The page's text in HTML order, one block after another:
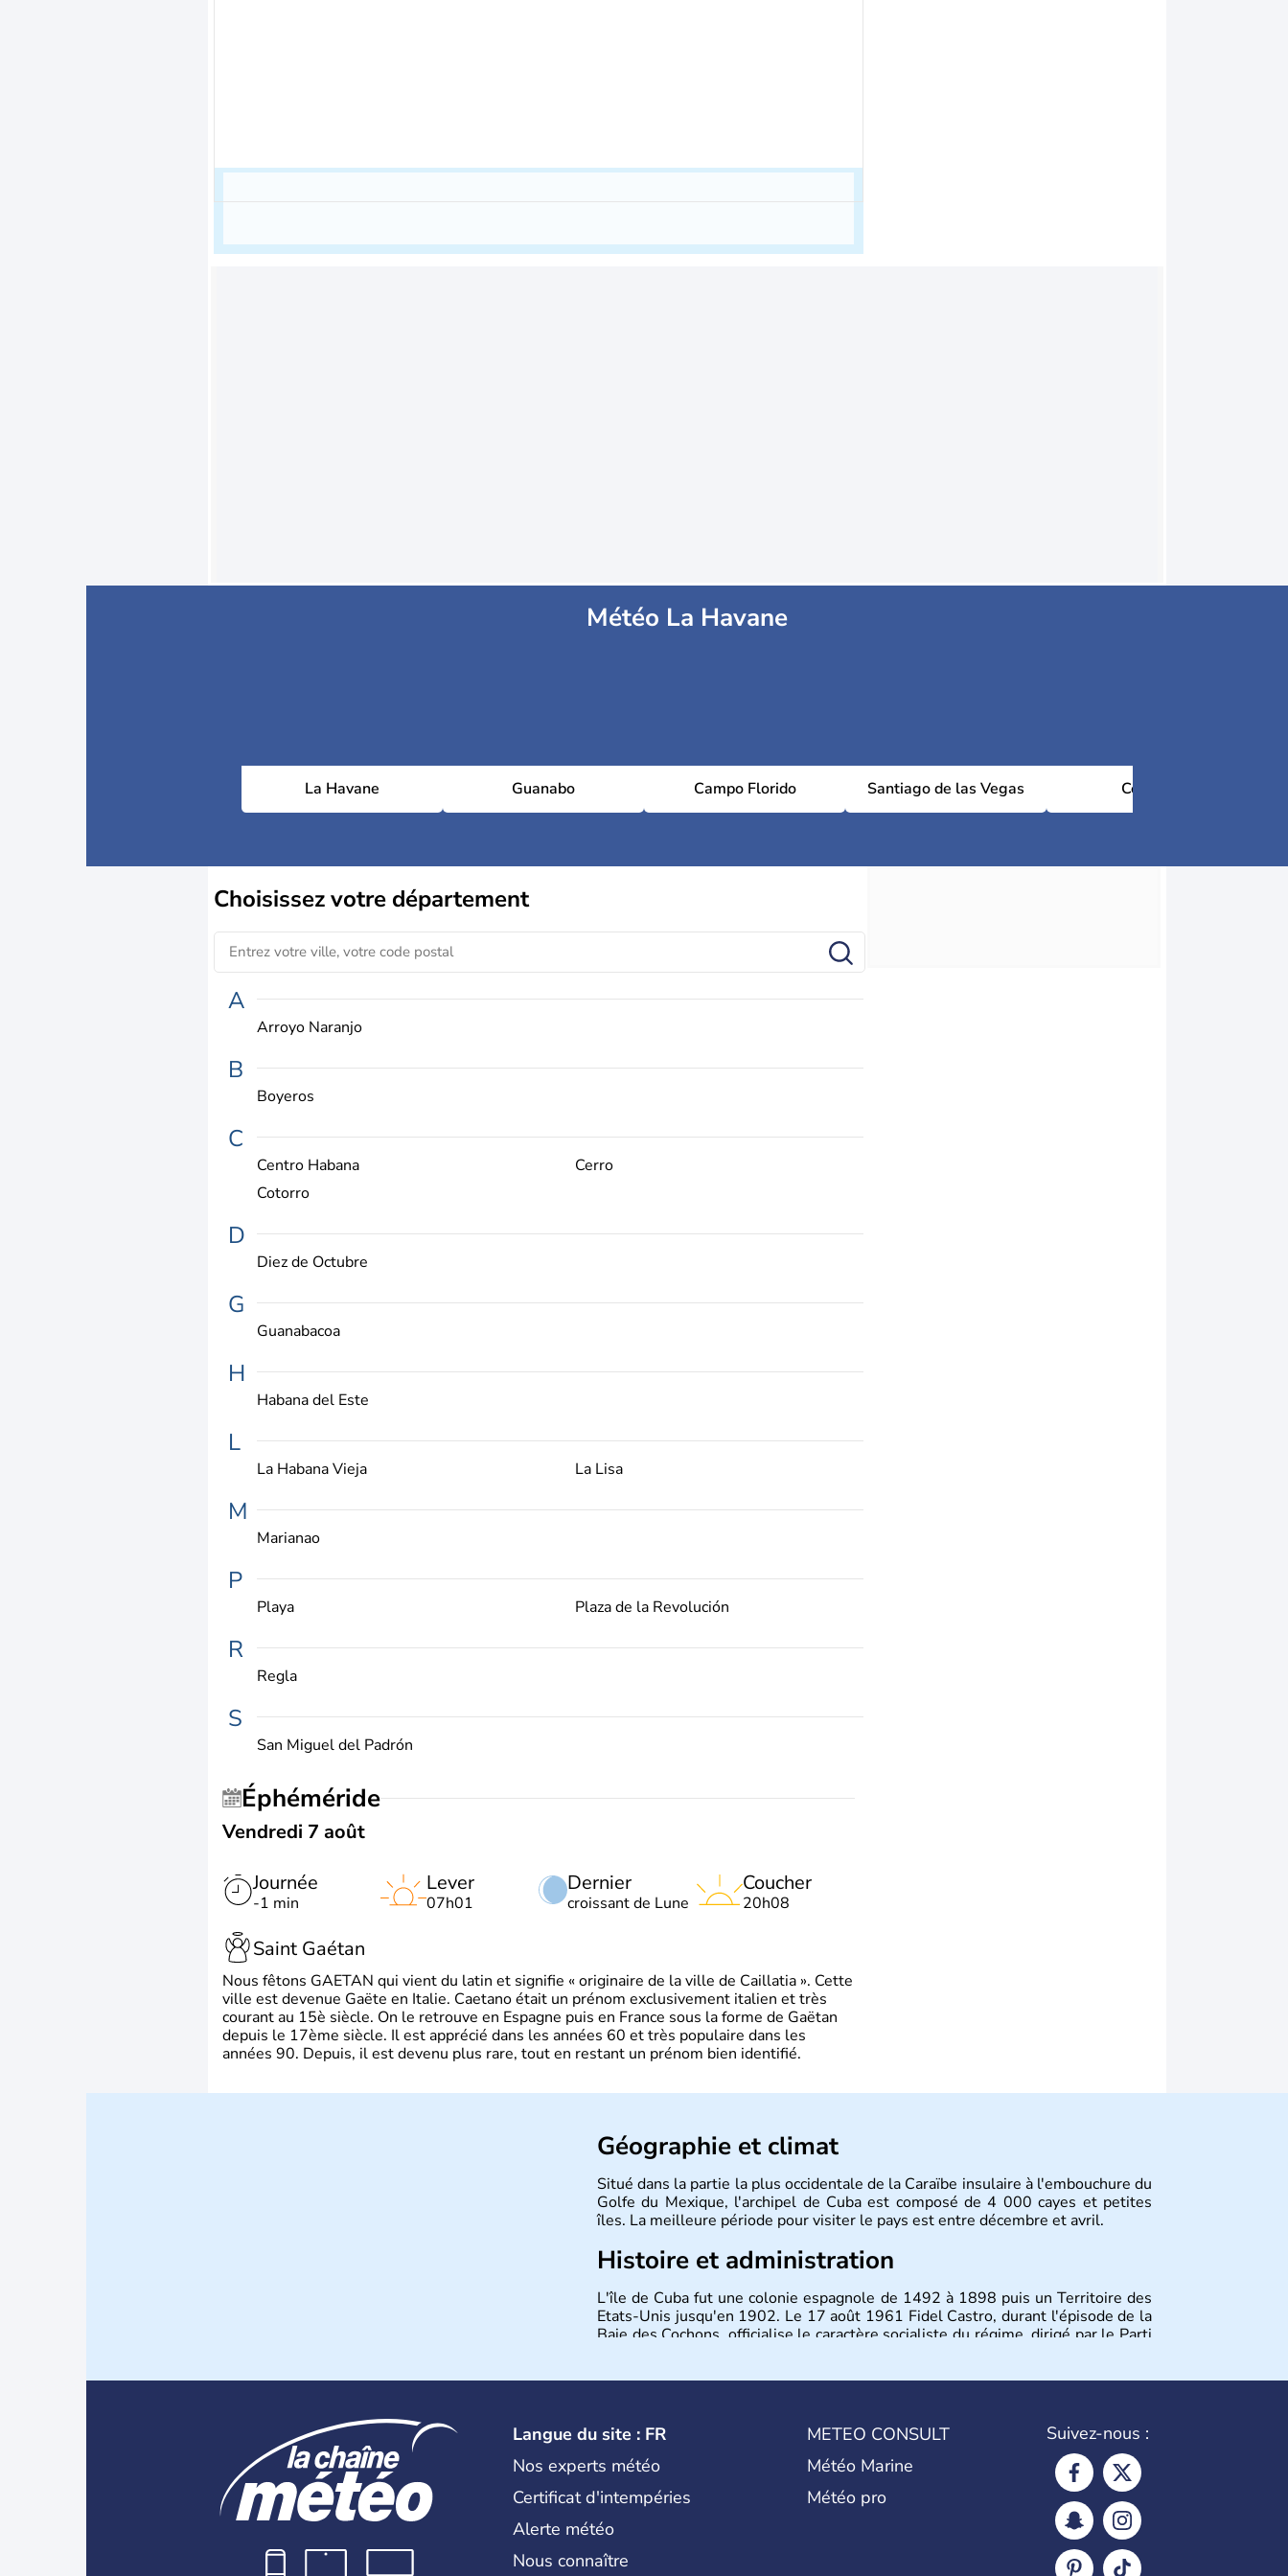
Météo La Havane
La Havane Guanabo Campo Florido Santiago de las Vegas Cotorro
Choisissezvotre département
A
Arroyo Naranjo
B
Boyeros
C
Centro Habana
Cerro
Cotorro
D
Diez de Octubre
G
Guanabacoa
H
Habana del Este
L
La Habana Vieja La Lisa
M
Marianao
P
Playa Plaza de la Revolución
R
Regla
S
San Miguel del Padrón
Éphéméride
Vendredi 7 août
Journée
-1 min
Dernier
croissant de Lune
Lever
07h01
Coucher
20h08
Saint Gaétan
Nous fêtons GAETAN qui vient du latin et signifie « originaire de la ville de Caillatia ». Cette
ville est devenue Gaëte en Italie. Caetano était un prénom exclusivement italien et très
courant au 15è siècle. On le retrouve en Espagne puis en France sous la forme de Gaëtan
depuis le 17ème siècle. Il est apprécié dans les années 60 et très populaire dans les
années 90. Depuis, il est devenu plus rare, tout en restant un prénom bien identifié.
Géographie et climat
Situé dans la partie la plus occidentale de la Caraïbe insulaire à l'embouchure du
Golfe du Mexique, l'archipel de Cuba est composé de 4 000 cayes et petites
îles. La meilleure période pour visiter le pays est entre décembre et avril.
Histoire et administration
L'île de Cuba fut une colonie espagnole de 1492 à 1898 puis un Territoire des
Etats-Unis jusqu'en 1902. Le 17 août 1961 Fidel Castro, durant l'épisode de la
Baie des Cochons, officialise le caractère socialiste du régime, dirigé par le Parti
Langue du site : FR
Nos experts météo
Certificat d'intempéries
Alerte météo
Nous connaître
METEO CONSULT
Météo Marine
Météo pro
Suivez-nous :